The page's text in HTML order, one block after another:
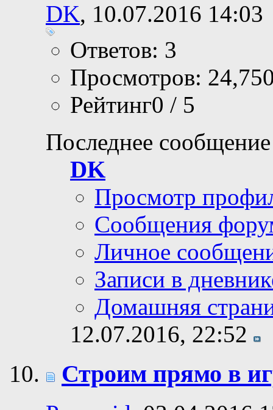
DK, 10.07.2016 14:03
Ответов: 3
Просмотров:
Рейтинг0 / 5
Последнее
DK
Просмотр
Сообщения
Личное
Записи в
Домашняя
12.07.2016, 22:52
Строим прямо в